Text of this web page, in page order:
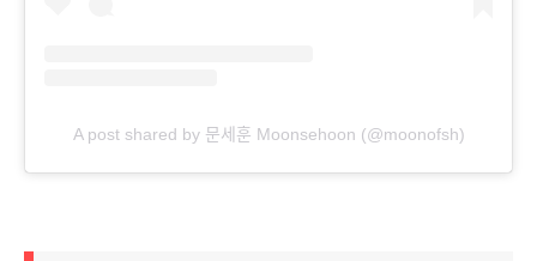
A post shared by 문세훈 Moonsehoon (@moonofsh)